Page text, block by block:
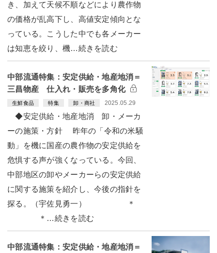
き、加えて天候不順などにより農作物
の価格が乱高下し、高値安定傾向とな
っている。こうした中でも各メーカー
は知恵を絞り、機…続きを読む
中部流通特集：安定供給・地産地消＝
三昌物産 仕入れ・販売を多角化
生鮮食品 特集 卸・商社 2025.05.29
◆安定供給・地産地消 卸・メーカ
ーの施策・方針 昨年の「令和の米騒
動」を機に国産の農作物の安定供給を
危惧する声が強くなっている。今回、
中部地区の卸やメーカーらの安定供給
に関する施策を紹介し、今後の指針を
探る。（宇佐見勇一） ＊
＊…続きを読む
中部流通特集：安定供給・地産地消＝